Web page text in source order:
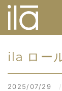
ila ロー
2025/07/29 /